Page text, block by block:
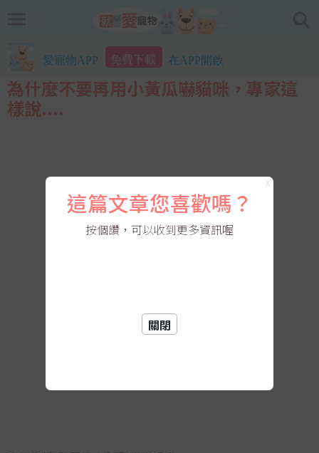
愛寵物APP 免費下載 在APP開啟
為什麼不要再用小黃瓜嚇貓咪，專家這
樣說....
X
這篇文章您喜歡嗎？
按個讚，可以收到更多資訊喔
關閉